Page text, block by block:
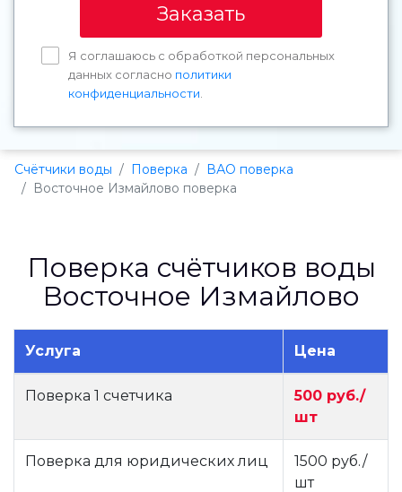
Заказать
Я соглашаюсь с обработкой персональных
данных согласно политики
конфиденциальности
Счётчики воды Поверка
ВАО поверка
Восточное Измайлово поверка
Поверка счётчиков воды
Восточное Измайлово
Услуга Цена
Поверка 1 счетчика
500 руб./
шт
Поверка для юридических лиц
1500 руб./
шт